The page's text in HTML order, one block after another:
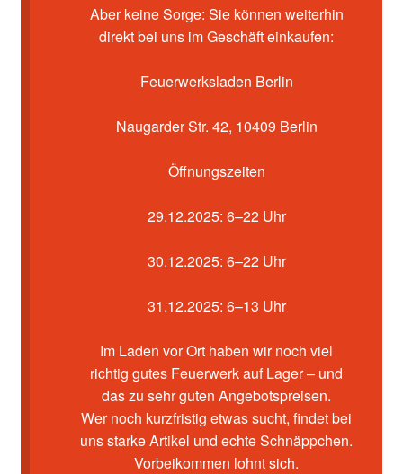
Aber keine Sorge: Sie können weiterhin
direkt bei uns im Geschäft einkaufen:
Feuerwerksladen Berlin
Naugarder Str. 42, 10409 Berlin
Öffnungszeiten
29.12.2025: 6–22 Uhr
30.12.2025: 6–22 Uhr
31.12.2025: 6–13 Uhr
Im Laden vor Ort haben wir noch viel
richtig gutes Feuerwerk auf Lager – und
das zu sehr guten Angebotspreisen.
Wer noch kurzfristig etwas sucht, findet bei
uns starke Artikel und echte Schnäppchen.
Vorbeikommen lohnt sich.